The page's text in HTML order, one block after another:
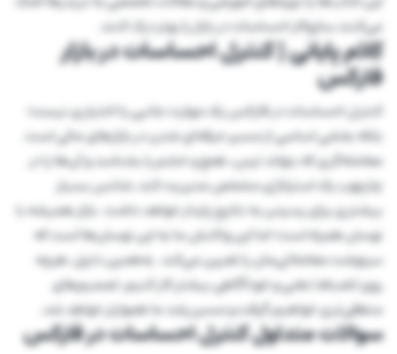
می‌کنند سازوکار احساسات در بازار را بهتر درک کنند.
کلام پایانی | کنترل احساسات در بازار
فارکس
کنترل احساسات در فارکس یک مهارت جانبی یا اختیاری نیست؛
بلکه بخشی اساسی از مسیر حرفه‌ای شدن در بازارهای مالی است.
معامله‌گری که بتواند ترس، طمع و خشم را بشناسد و آن‌ها را در
چارچوب یک استراتژی مشخص مدیریت کند، شانس بسیار
بیشتری برای رسیدن به نتایج پایدار خواهد داشت. بازار همیشه با
نوسان همراه است؛ اما این واکنش ما به این نوسان‌ها است که
سرنوشت معاملاتی‌مان را تعیین می‌کند. به‌همین دلیل، هرچه
روی انضباط ذهنی و خودآگاهی بیشتر کار کنیم، تصمیم‌های
منطقی‌تری خواهیم گرفت و مسیر رشد ما هموارتر خواهد شد.
سوالات متداول کنترل احساسات در فارکس